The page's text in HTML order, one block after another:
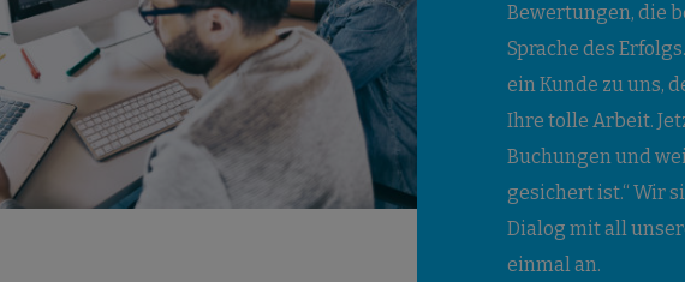
Bewertungen, die
Sprache des
ein Kunde zu uns,
Ihre tolle Arbeit.
Buchungen und
gesichert ist.“ Wir
Dialog mit all
einmal an.